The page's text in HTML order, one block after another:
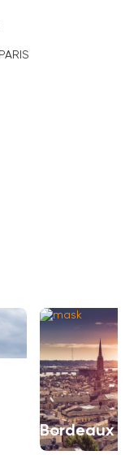
Xem tất cả ảnh
Bordeaux